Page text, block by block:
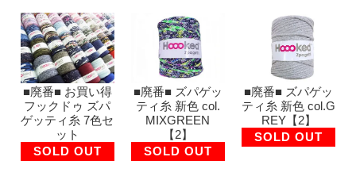
■廃番■ お買い得
フックドゥ ズパ
ゲッティ糸 7色セ
ット
SOLD OUT
■廃番■ ズパゲッ
ティ糸 新色 col.
MIXGREEN
【2】
SOLD OUT
■廃番■ ズパゲッ
ティ糸 新色 col.G
REY【2】
SOLD OUT